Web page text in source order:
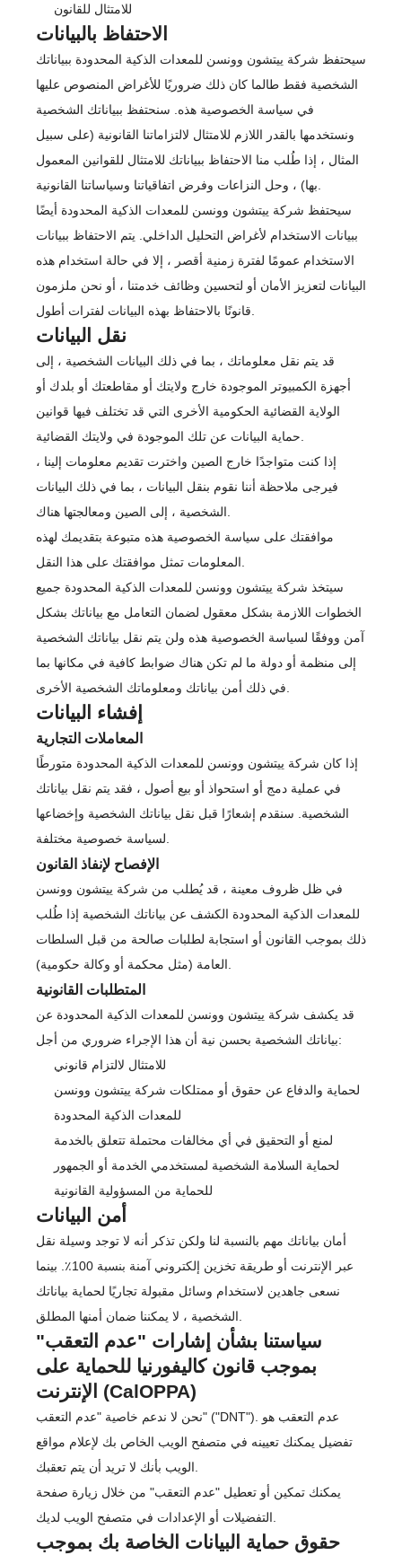
للامتثال للقانون
الاحتفاظ بالبيانات
سيحتفظ شركة ييتشون وونسن للمعدات الذكية المحدودة ببياناتك
الشخصية فقط طالما كان ذلك ضروريًا للأغراض المنصوص عليها
في سياسة الخصوصية هذه. سنحتفظ ببياناتك الشخصية
ونستخدمها بالقدر اللازم للامتثال لالتزاماتنا القانونية (على سبيل
المثال ، إذا طُلب منا الاحتفاظ ببياناتك للامتثال للقوانين المعمول
سيحتفظ شركة ييتشون وونسن للمعدات الذكية المحدودة أيضًا
ببيانات الاستخدام لأغراض التحليل الداخلي. يتم الاحتفاظ ببيانات
الاستخدام عمومًا لفترة زمنية أقصر ، إلا في حالة استخدام هذه
البيانات لتعزيز الأمان أو لتحسين وظائف خدمتنا ، أو نحن ملزمون
نقل البيانات
قد يتم نقل معلوماتك ، بما في ذلك البيانات الشخصية ، إلى
أجهزة الكمبيوتر الموجودة خارج ولايتك أو مقاطعتك أو بلدك أو
الولاية القضائية الحكومية الأخرى التي قد تختلف فيها قوانين
إذا كنت متواجدًا خارج الصين واخترت تقديم معلومات إلينا ،
فيرجى ملاحظة أننا نقوم بنقل البيانات ، بما في ذلك البيانات
موافقتك على سياسة الخصوصية هذه متبوعة بتقديمك لهذه
سيتخذ شركة ييتشون وونسن للمعدات الذكية المحدودة جميع
الخطوات اللازمة بشكل معقول لضمان التعامل مع بياناتك بشكل
آمن ووفقًا لسياسة الخصوصية هذه ولن يتم نقل بياناتك الشخصية
إلى منظمة أو دولة ما لم تكن هناك ضوابط كافية في مكانها بما
إفشاء البيانات
المعاملات التجارية
إذا كان شركة ييتشون وونسن للمعدات الذكية المحدودة متورطًا
في عملية دمج أو استحواذ أو بيع أصول ، فقد يتم نقل بياناتك
الشخصية. سنقدم إشعارًا قبل نقل بياناتك الشخصية وإخضاعها
الإفصاح لإنفاذ القانون
في ظل ظروف معينة ، قد يُطلب من شركة ييتشون وونسن
للمعدات الذكية المحدودة الكشف عن بياناتك الشخصية إذا طُلب
ذلك بموجب القانون أو استجابة لطلبات صالحة من قبل السلطات
المتطلبات القانونية
قد يكشف شركة ييتشون وونسن للمعدات الذكية المحدودة عن
بياناتك الشخصية بحسن نية أن هذا الإجراء ضروري من أجل:
للامتثال لالتزام قانوني
لحماية والدفاع عن حقوق أو ممتلكات شركة ييتشون وونسن
للمعدات الذكية المحدودة
لمنع أو التحقيق في أي مخالفات محتملة تتعلق بالخدمة
لحماية السلامة الشخصية لمستخدمي الخدمة أو الجمهور
للحماية من المسؤولية القانونية
أمن البيانات
أمان بياناتك مهم بالنسبة لنا ولكن تذكر أنه لا توجد وسيلة نقل
عبر الإنترنت أو طريقة تخزين إلكتروني آمنة بنسبة 100٪. بينما
نسعى جاهدين لاستخدام وسائل مقبولة تجاريًا لحماية بياناتك
سياستنا بشأن إشارات "عدم التعقب"
بموجب قانون كاليفورنيا للحماية على
الإنترنت (CalOPPA)
نحن لا ندعم خاصية "عدم التعقب" ("DNT"). عدم التعقب هو
تفضيل يمكنك تعيينه في متصفح الويب الخاص بك لإعلام مواقع
يمكنك تمكين أو تعطيل "عدم التعقب" من خلال زيارة صفحة
حقوق حماية البيانات الخاصة بك بموجب